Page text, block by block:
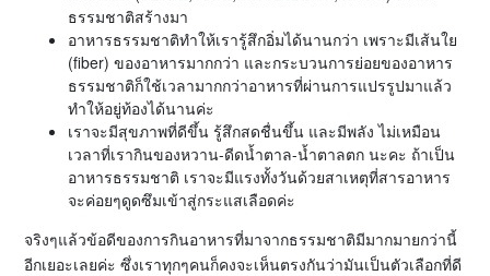
ธรรมชาติสร้างมา
อาหารธรรมชาติทำให้เรารู้สึกอิ่มได้นานกว่า เพราะมีเส้นใย
(fiber) ของอาหารมากกว่า และกระบวนการย่อยของอาหาร
ธรรมชาติก็ใช้เวลามากกว่าอาหารที่ผ่านการแปรรูปมาแล้ว
ทำให้อยู่ท้องได้นานค่ะ
เราจะมีสุขภาพที่ดีขึ้น รู้สึกสดชื่นขึ้น และมีพลัง ไม่เหมือน
เวลาที่เรากินของหวาน-ดีดน้ำตาล-น้ำตาลตก นะคะ ถ้าเป็น
อาหารธรรมชาติ เราจะมีแรงทั้งวันด้วยสาเหตุที่สารอาหาร
จะค่อยๆดูดซึมเข้าสู่กระแสเลือดค่ะ
จริงๆแล้วข้อดีของการกินอาหารที่มาจากธรรมชาติมีมากมายกว่านี้
อีกเยอะเลยค่ะ ซึ่งเราทุกๆคนก็คงจะเห็นตรงกันว่ามันเป็นตัวเลือกที่ดี